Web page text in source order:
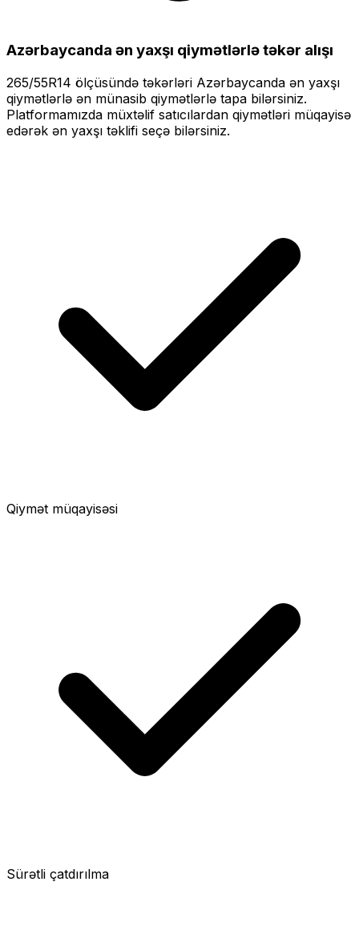
Azərbaycanda ən yaxşı qiymətlərlətəkər alışı
265/55R14 ölçüsündə təkərləri Azərbaycanda ən yaxşı
qiymətlərlə ən münasib qiymətlərlə tapa bilərsiniz.
Platformamızda müxtəlif satıcılardan qiymətləri müqayisə
edərək ən yaxşı təklifi seçə bilərsiniz.
Qiymət müqayisəsi
Sürətli çatdırılma